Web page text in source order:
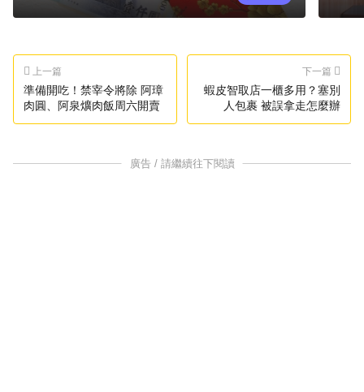
上一篇
準備開吃！禁宰令將除 阿璋
肉圓、阿泉爌肉飯周六開賣
下一篇
蝦皮智取店一櫃多用？塞別
人包裹 被誤拿走怎麼辦
廣告 / 請繼續往下閱讀